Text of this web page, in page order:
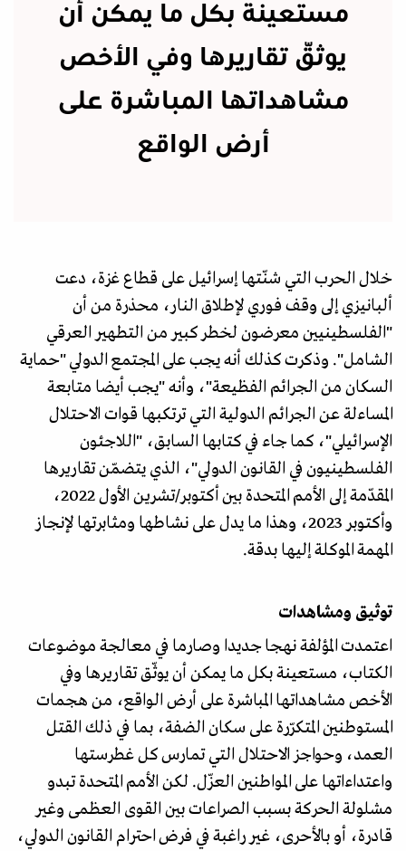
مستعينة بكل ما يمكن أن
يوثّق تقاريرها وفي الأخص
مشاهداتها المباشرة على
أرض الواقع
خلال الحرب التي شنّتها إسرائيل على قطاع غزة، دعت
ألبانيزي إلى وقف فوري لإطلاق النار، محذرة من أن
"الفلسطينيين معرضون لخطر كبير من التطهير العرقي
الشامل". وذكرت كذلك أنه يجب على المجتمع الدولي "حماية
السكان من الجرائم الفظيعة"، وأنه "يجب أيضا متابعة
المساءلة عن الجرائم الدولية التي ترتكبها قوات الاحتلال
الإسرائيلي"، كما جاء في كتابها السابق، "اللاجئون
الفلسطينيون في القانون الدولي"، الذي يتضمّن تقاريرها
المقدّمة إلى الأمم المتحدة بين أكتوبر/تشرين الأول 2022،
وأكتوبر 2023، وهذا ما يدل على نشاطها ومثابرتها لإنجاز
المهمة الموكلة إليها بدقة.
توثيق ومشاهدات
اعتمدت المؤلفة نهجا جديدا وصارما في معالجة موضوعات
الكتاب، مستعينة بكل ما يمكن أن يوثّق تقاريرها وفي
الأخص مشاهداتها المباشرة على أرض الواقع، من هجمات
المستوطنين المتكرّرة على سكان الضفة، بما في ذلك القتل
العمد، وحواجز الاحتلال التي تمارس كل غطرستها
واعتداءاتها على المواطنين العزّل. لكن الأمم المتحدة تبدو
مشلولة الحركة بسبب الصراعات بين القوى العظمى وغير
قادرة، أو بالأحرى، غير راغبة في فرض احترام القانون الدولي،